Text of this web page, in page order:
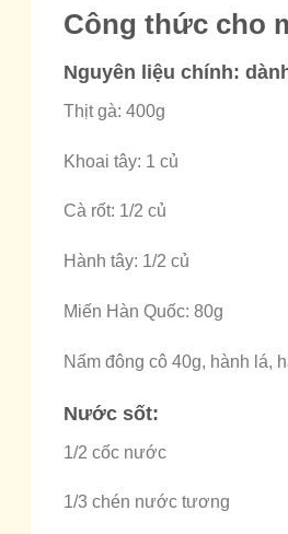
Công thức cho
Nguyên liệu chính:
Thịt gà: 400g
Khoai tây: 1 củ
Cà rốt: 1/2 củ
Hành tây: 1/2 củ
Miến Hàn Quốc: 80g
Nấm đông cô 40g, hành lá,
Nước sốt:
1/2 cốc nước
1/3 chén nước tương